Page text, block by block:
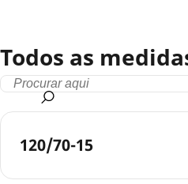
Todos as
120/70-15